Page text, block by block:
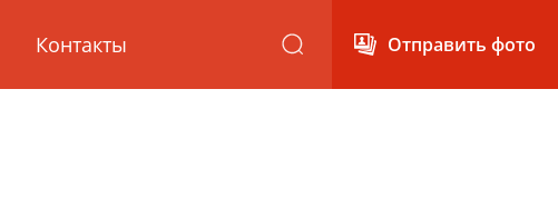
Контакты Отправить фото